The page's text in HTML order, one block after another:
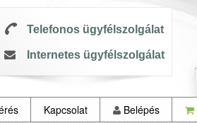
Telefonos ügyfélszolgálat
Internetes ügyfélszolgálat
Kapcsolat Belépés